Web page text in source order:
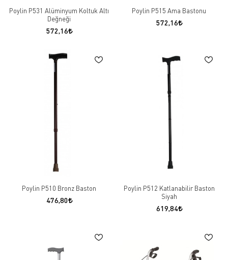
Poylin P531 Alüminyum Koltuk Altı
Değneği
572,16
Poylin P515 Ama Bastonu
572,16
Poylin P510 Bronz Baston
476,80
Poylin P512 Katlanabilir Baston
Siyah
619,84